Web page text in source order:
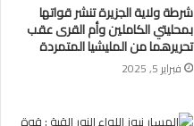
شرطة ولاية الجزيرة تنشر قواتها
بمحليتي الكاملين وأم القرى عقب
تحريرهما من المليشيا المتمردة
فبراير 5, 2025